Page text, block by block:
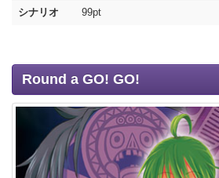
シナリオ 99pt
Round a GO! GO!